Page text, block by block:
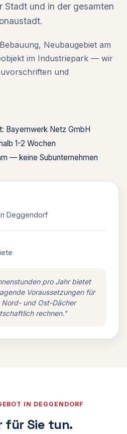
Stadt und in der gesamten
Neubaugebiet am
im Industriepark — wir
und
Bayernwerk Netz GmbH
1-2 Wochen
— keine Subunternehmen
Deggendorf
pro Jahr bietet
Voraussetzungen für
und Ost-Dächer
rechnen."
IN DEGGENDORF
für Sie tun.